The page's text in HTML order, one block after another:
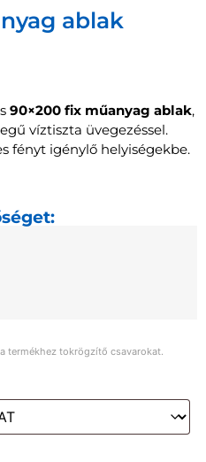
ablak
90×200 fix műanyag ablak,
víztiszta üvegezéssel.
fényt igénylő helyiségekbe.
termékhez tokrögzítő csavarokat.